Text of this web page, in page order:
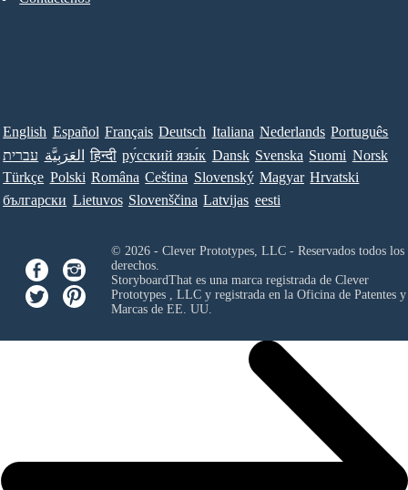
English Español Français Deutsch Italiana Nederlands Português
עברית العَرَبِيَّة हिन्दी ру́сский язы́к Dansk Svenska Suomi Norsk
Türkçe Polski Româna Ceština Slovenský Magyar Hrvatski
български Lietuvos Slovenščina Latvijas eesti
© 2026 - Clever Prototypes, LLC - Reservados todos los
derechos.
StoryboardThat es una marca registrada de Clever
Prototypes , LLCy registrada en la Oficina de Patentes y
Marcas de EE. UU.